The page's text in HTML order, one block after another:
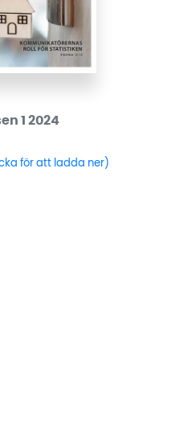
1 2024
för att ladda ner)